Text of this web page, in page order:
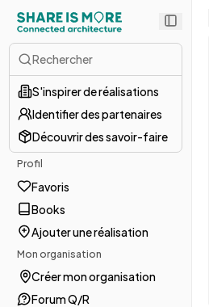
Rechercher
S'inspirer de réalisations
Identifier des partenaires
Découvrir des savoir-faire
Profil
Favoris
Books
Ajouter une réalisation
Mon organisation
Créer mon organisation
Forum Q/R